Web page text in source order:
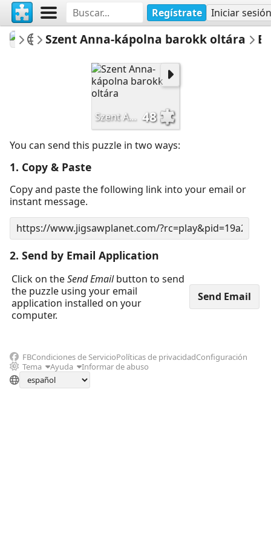
Regístrate Iniciar sesión
VMKHelyismeret
A barokk jegyében
Szent Anna-kápolna barokk oltára
Szent Anna-kápolna barokk oltára 48
You can send this puzzle in two ways:
1. Copy & Paste
Copy and paste the following link into your email or
instant message.
2. Send by Email Application
Click on theSend Emailbutton to send
the puzzle using your email
application installed on your
computer.
FBCondiciones de ServicioPolíticas de privacidadConfiguración
Tema
Ayuda Informar de abuso